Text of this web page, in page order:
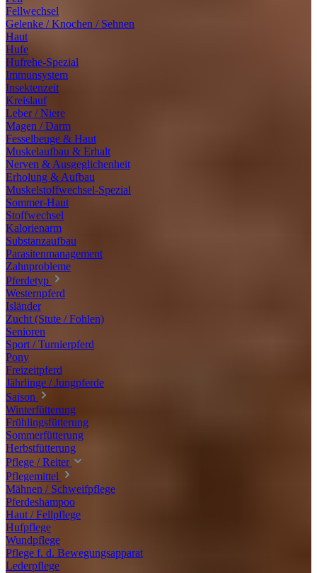
Fellwechsel
Gelenke / Knochen / Sehnen
Haut
Hufe
Hufrehe-Spezial
Immunsystem
Insektenzeit
Kreislauf
Leber / Niere
Magen / Darm
Fesselbeuge & Haut
Muskelaufbau & Erhalt
Nerven & Ausgeglichenheit
Erholung & Aufbau
Muskelstoffwechsel-Spezial
Sommer-Haut
Stoffwechsel
Kalorienarm
Substanzaufbau
Parasitenmanagement
Zahnprobleme
Pferdetyp
Westernpferd
Isländer
Zucht (Stute / Fohlen)
Senioren
Sport / Turnierpferd
Pony
Freizeitpferd
Jährlinge / Jungpferde
Saison
Winterfütterung
Frühlingsfütterung
Sommerfütterung
Herbstfütterung
Pflege / Reiter
Pflegemittel
Mähnen / Schweifpflege
Pferdeshampoo
Haut / Fellpflege
Hufpflege
Wundpflege
Pflege f. d. Bewegungsapparat
Lederpflege